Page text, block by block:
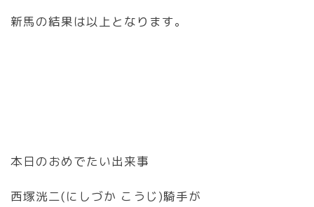
新馬の結果は以上となります。
本日のおめでたい出来事
西塚洸二(にしづか こうじ)騎手が